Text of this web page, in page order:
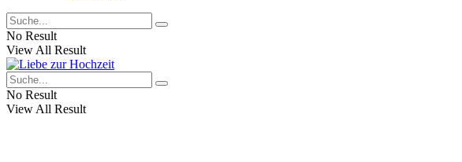
No Result
View All Result
No Result
View All Result